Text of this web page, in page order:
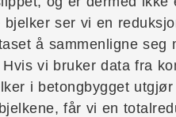
ser vi en
å sammenligne seg
vi bruker data fra
i betongbygget
får vi en